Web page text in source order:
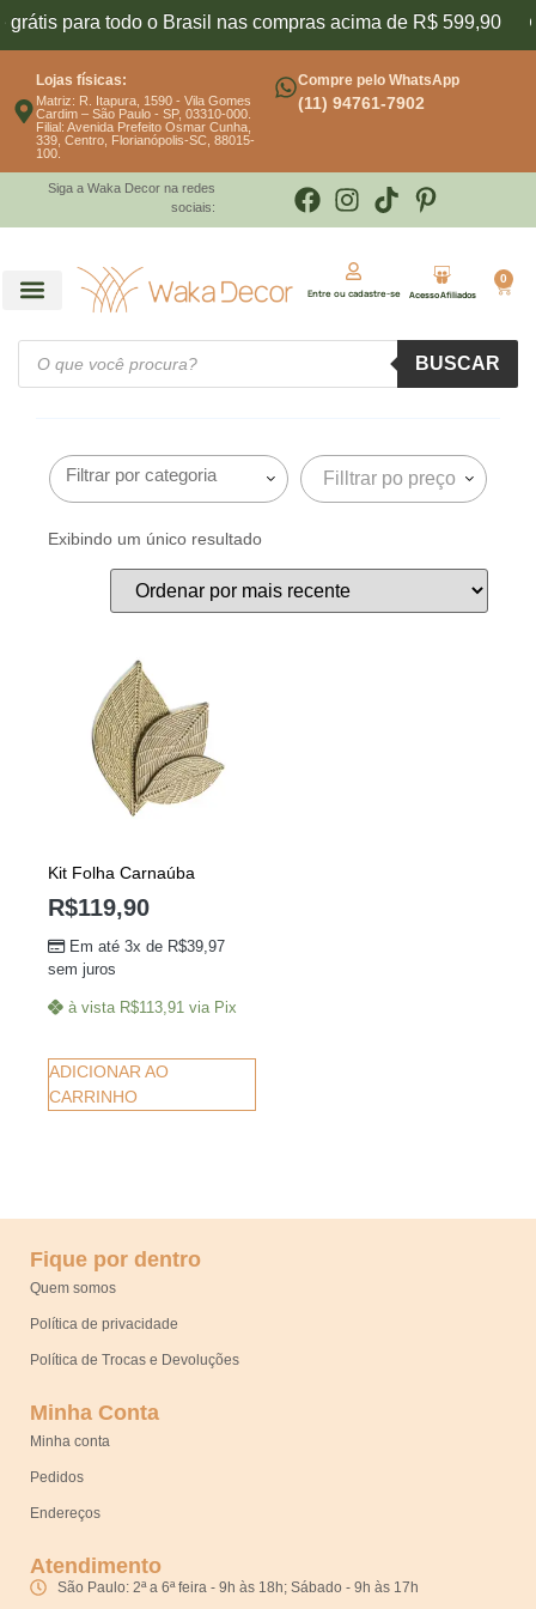
para todo o Brasil nas compras acima de R$ 599,90
Lojas físicas:
Matriz: R. Itapura, 1590 - Vila Gomes
Cardim – São Paulo - SP, 03310-000.
Filial: Avenida Prefeito Osmar Cunha,
339, Centro, Florianópolis-SC, 88015-
100.
Compre pelo WhatsApp
(11) 94761-7902
Siga a Waka Decor na redes
sociais:
Entre ou cadastre-se Acesso Afiliados
0
BUSCAR
Filltrar po preço
Exibindo um único resultado
Kit Folha Carnaúba
R$119,90
Em até 3x de R$39,97
sem juros
à vista R$113,91 via Pix
ADICIONAR AO
CARRINHO
Fique por dentro
Quem somos
Política de privacidade
Política de Trocas e Devoluções
Minha Conta
Minha conta
Pedidos
Endereços
Atendimento
São Paulo: 2ª a 6ª feira - 9h às 18h; Sábado - 9h às 17h